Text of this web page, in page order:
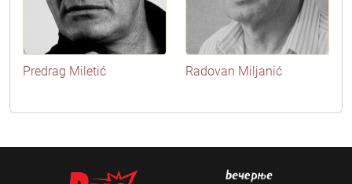
Predrag Miletić Radovan Miljanić